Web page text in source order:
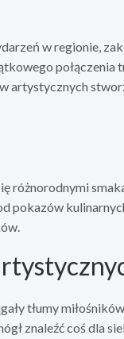
w regionie,
połączenia
artystycznych
różnorodnymi
pokazów
tłumy
znaleźć coś dla